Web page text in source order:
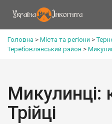
Головна > Міста та регіони >
Теребовлянський район >
Микулинці:
Трійці